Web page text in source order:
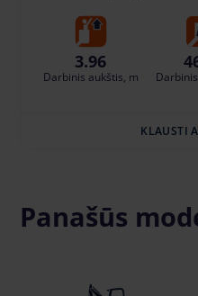
3.96
Darbinis aukštis, m
KLAUSTI
Panašūs